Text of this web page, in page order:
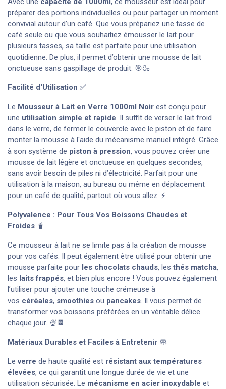
préparer des portions individuelles ou pour partager un moment
convivial autour d’un café. Que vous prépariez une tasse de
café seule ou que vous souhaitiez émousser le lait pour
plusieurs tasses, sa taille est parfaite pour une utilisation
quotidienne. De plus, il permet d’obtenir une mousse de lait
onctueuse sans gaspillage de produit. 🎯🍶
Facilité d'Utilisation ✅
Le Mousseur à Lait en Verre 1000ml Noir est conçu pour
une utilisation simple et rapide. Il suffit de verser le lait froid
dans le verre, de fermer le couvercle avec le piston et de faire
monter la mousse à l'aide du mécanisme manuel intégré. Grâce
à son système de piston à pression, vous pouvez créer une
mousse de lait légère et onctueuse en quelques secondes,
sans avoir besoin de piles ni d’électricité. Parfait pour une
utilisation à la maison, au bureau ou même en déplacement
pour un café de qualité, partout où vous allez. ⚡
Polyvalence : Pour Tous Vos Boissons Chaudes et
Froides 🧋
Ce mousseur à lait ne se limite pas à la création de mousse
pour vos cafés. Il peut également être utilisé pour obtenir une
mousse parfaite pour les chocolats chauds, lesthés matcha,
les laits frappés, et bien plus encore ! Vous pouvez également
l’utiliser pour ajouter une touche crémeuse à
vos céréales, smoothies ou pancakes. Il vous permet de
transformer vos boissons préférées en un véritable délice
chaque jour. 🍨🍫
Matériaux Durables et Faciles à Entretenir 🧼
Leverre de haute qualité est résistant aux températures
élevées, ce qui garantit une longue durée de vie et une
utilisation sécurisée. Le mécanisme en acier inoxydable et